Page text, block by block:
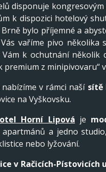
disponuje
k dispozici hotelový
bylo příjemné a
vaříme pivo několika
Vám k ochutnání
premium z minipivovaru“
nabízíme v rámci naší sítě
na Vyškovsku.
Horní Lipová je
apartmánů a jedno
nebo lyžování.
v Račicích-Pístovicích